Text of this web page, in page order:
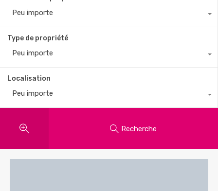
Peu importe
Type de propriété
Peu importe
Localisation
Peu importe
Recherche